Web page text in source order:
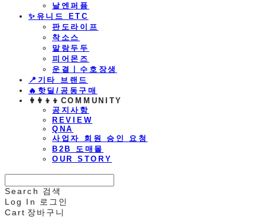
날엔퍼퓸
​✨유니드 ETC
판도라이프
착소스
말랑두두
피어몬즈
운결ㅣ수호장생
📍기타 브랜드
🔥핫딜/공동구매
👩‍👩‍👦‍👦COMMUNITY
공지사항
REVIEW
QNA
사업자 회원 승인 요청
B2B 도매몰
OUR STORY
Search
검색
Log In
로그인
Cart 장바구니